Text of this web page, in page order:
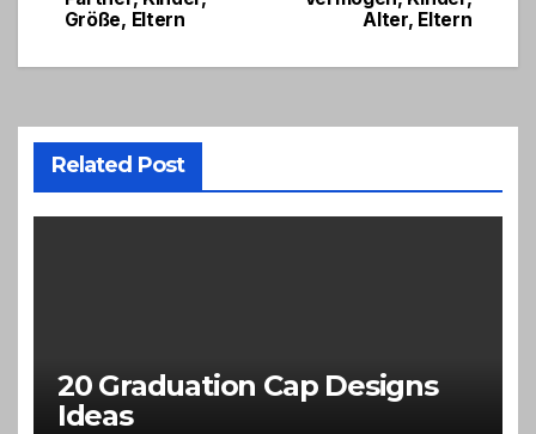
navigation
Alter, Eltern
Größe, Eltern
Related Post
20 Graduation Cap Designs
Ideas